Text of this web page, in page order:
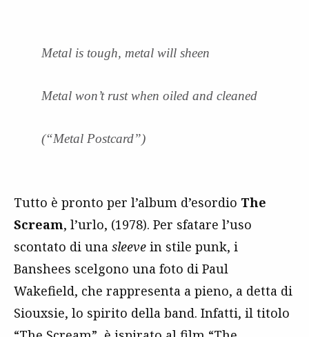
Metal is tough, metal will sheen
Metal won’t rust when oiled and cleaned
(“Metal Postcard”)
Tutto è pronto per l’album d’esordio The
Scream, l’urlo, (1978). Per sfatare l’uso
scontato di una sleeve in stile punk, i
Banshees scelgono una foto di Paul
Wakefield, che rappresenta a pieno, a detta di
Siouxsie, lo spirito della band. Infatti, il titolo